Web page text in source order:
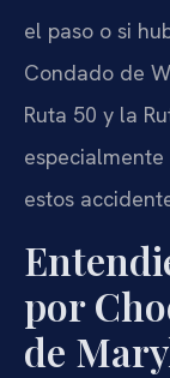
el paso o si
Condado de
Ruta 50 y la
estos
por
de